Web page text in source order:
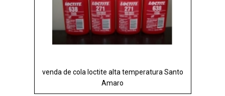
venda de cola loctite alta temperatura Santo
Amaro